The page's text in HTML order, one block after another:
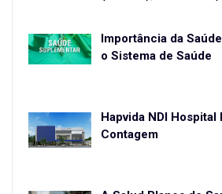
Importância da
o Sistema de Saúde
Hapvida NDI
Contagem